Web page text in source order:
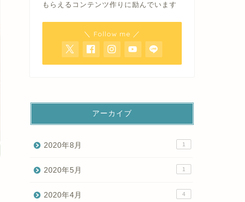
もらえるコンテンツ作りに励んでいます
＼ Follow me ／
アーカイブ
2020年8月 1
2020年5月 1
2020年4月 4